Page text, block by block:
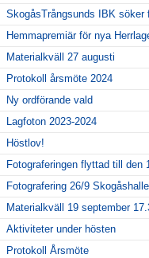
SkogåsTrångsunds IBK söker
Hemmapremiär för nya
Materialkväll 27 augusti
Protokoll årsmöte 2024
Ny ordförande vald
Lagfoton 2023-2024
Höstlov!
Fotograferingen flyttad till den
Fotografering 26/9
Materialkväll 19 september
Aktiviteter under hösten
Protokoll Årsmöte